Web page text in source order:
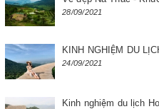
28/09/2021
KINH NGHIỆM DU
24/09/2021
Kinh nghiệm du lịch